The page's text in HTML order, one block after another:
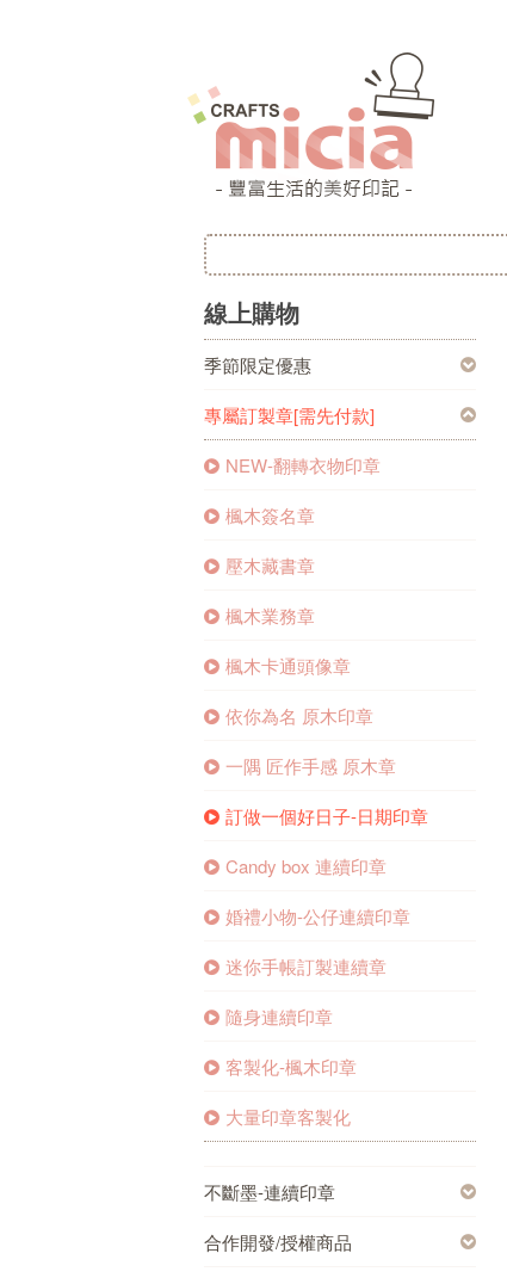
線上購物
季節限定優惠
專屬訂製章[需先付款]
NEW-翻轉衣物印章
楓木簽名章
壓木藏書章
楓木業務章
楓木卡通頭像章
依你為名 原木印章
一隅 匠作手感 原木章
訂做一個好日子-日期印章
Candy box 連續印章
婚禮小物-公仔連續印章
迷你手帳訂製連續章
隨身連續印章
客製化-楓木印章
大量印章客製化
不斷墨-連續印章
合作開發/授權商品